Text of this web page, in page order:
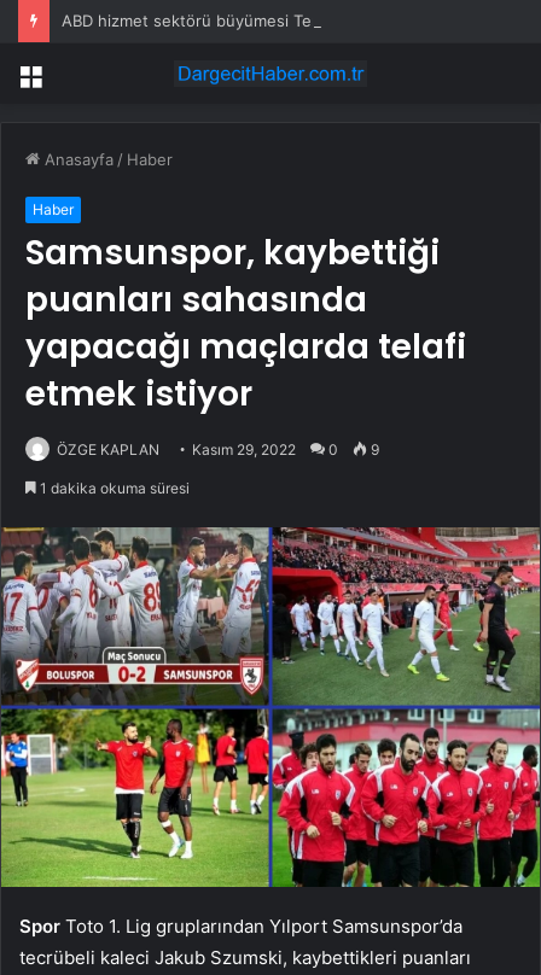
Menü
Anasayfa / Haber
Haber
Samsunspor, kaybettiği
puanları sahasında
yapacağı maçlarda telafi
etmek istiyor
ÖZGE KAPLAN Kasım 29, 2022 0 9
1 dakika okuma süresi
Spor Toto 1. Lig gruplarından Yılport Samsunspor’da
tecrübeli kaleci Jakub Szumski, kaybettikleri puanları